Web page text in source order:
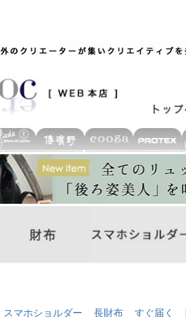
スマホショルダー 長財布 すぐ届く